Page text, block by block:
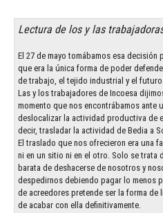
Lectura de los y las
El 27 de mayo tomábamos esa decisión
que era la única forma de poder
de trabajo, el tejido industrial y el
Las y los trabajadores de Incoesa
momento que nos encontrábamos ante
deslocalizar la actividad productiva de
decir, trasladar la actividad de Bedia a
El traslado que nos ofrecieron era una
ni en un sitio ni en el otro. Solo se trata
barata de deshacerse de nosotros y
despedirnos debiendo pagar lo menos
de acreedores pretende ser la forma de
de acabar con ella definitivamente.